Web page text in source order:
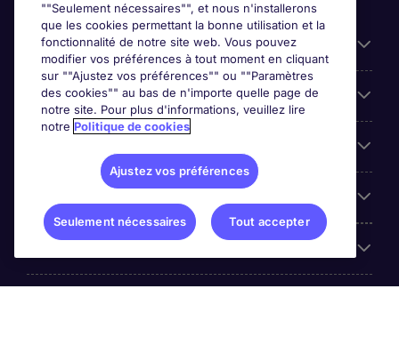
Liens utiles
Prix
""Seulement nécessaires"", et nous n'installerons
que les cookies permettant la bonne utilisation et la
fonctionnalité de notre site web. Vous pouvez
modifier vos préférences à tout moment en cliquant
sur ""Ajustez vos préférences"" ou ""Paramètres
des cookies"" au bas de n'importe quelle page de
notre site. Pour plus d'informations, veuillez lire
notre Politique de cookies
Ajustez vos préférences
Seulement nécessaires Tout accepter